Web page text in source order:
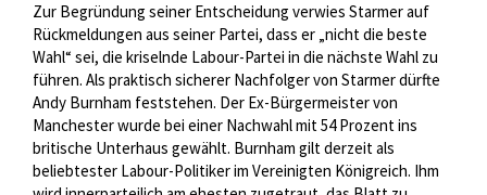
Zur Begründung seiner Entscheidung verwies Starmer auf
Rückmeldungen aus seiner Partei, dass er „nicht die beste
Wahl“ sei, die kriselnde Labour-Partei in die nächste Wahl zu
führen. Als praktisch sicherer Nachfolger von Starmer dürfte
Andy Burnham feststehen. Der Ex-Bürgermeister von
Manchester wurde bei einer Nachwahl mit 54 Prozent ins
britische Unterhaus gewählt. Burnham gilt derzeit als
beliebtester Labour-Politiker im Vereinigten Königreich. Ihm